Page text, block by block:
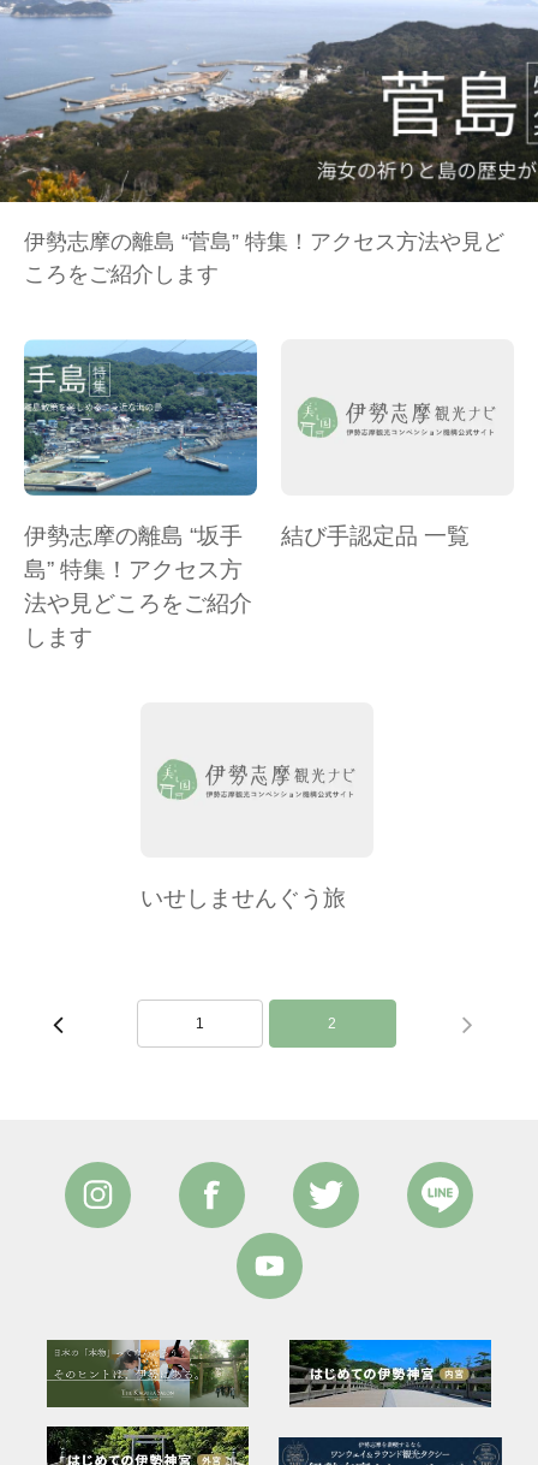
伊勢志摩の離島 “菅島” 特集！アクセス方法や見ど
ころをご紹介します
伊勢志摩の離島 “坂手
島” 特集！アクセス方
法や見どころをご紹介
します
結び手認定品 一覧
いせしませんぐう旅
1 2